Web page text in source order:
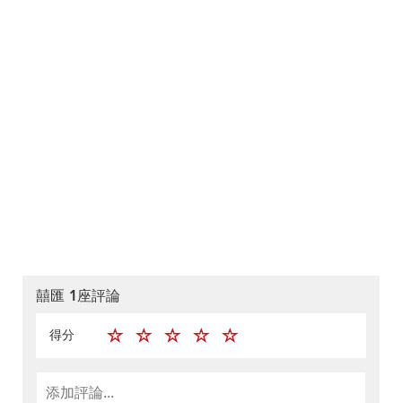
囍匯 1座評論
得分